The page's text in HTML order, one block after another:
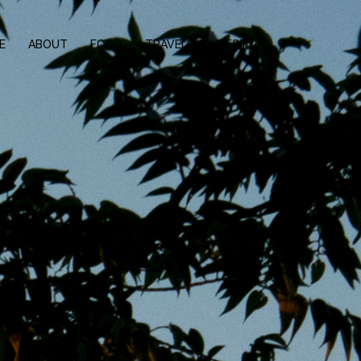
ABOUT FOOD TRAVEL LIFESTYLE